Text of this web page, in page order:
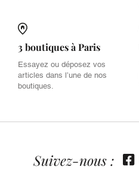
3 boutiques à Paris
Essayez ou déposez vos
articles dans l’une de nos
boutiques.
Suivez-nous :